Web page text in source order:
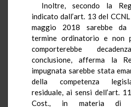
Inoltre, secondo la
indicato dall’art. 13 del
maggio 2018 sarebbe da
termine ordinatorio e non
comporterebbe
conclusione, afferma la
impugnata sarebbe stata
della competenza
residuale, ai sensi dell’art.
Cost., in materia di